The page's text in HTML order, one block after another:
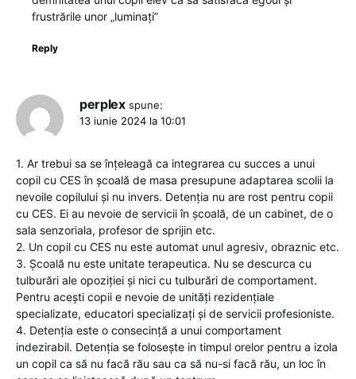
frustrările unor „luminați”
Reply
perplex spune:
13 iunie 2024 la 10:01
1. Ar trebui sa se înțeleagă ca integrarea cu succes a unui
copil cu CES în școală de masa presupune adaptarea scolii la
nevoile copilului și nu invers. Detenția nu are rost pentru copii
cu CES. Ei au nevoie de servicii în școală, de un cabinet, de o
sala senzoriala, profesor de sprijin etc.
2. Un copil cu CES nu este automat unul agresiv, obraznic etc.
3. Școală nu este unitate terapeutica. Nu se descurca cu
tulburări ale opoziției și nici cu tulburări de comportament.
Pentru acești copii e nevoie de unități rezidențiale
specializate, educatori specializați și de servicii profesioniste.
4. Detenția este o consecință a unui comportament
indezirabil. Detenția se folosește in timpul orelor pentru a izola
un copil ca să nu facă rău sau ca să nu-si facă rău, un loc în